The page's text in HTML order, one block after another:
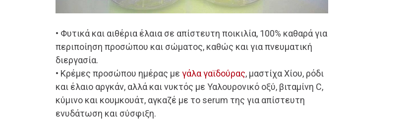
• Φυτικά και αιθέρια έλαια σε απίστευτη ποικιλία, 100% καθαρά για
περιποίηση προσώπου και σώματος, καθώς και για πνευματική
διεργασία.
• Κρέμες προσώπου ημέρας με γάλα γαϊδούρας, μαστίχα Χίου, ρόδι
και έλαιο αργκάν, αλλά και νυκτός με Υαλουρονικό οξύ, βιταμίνη C,
κύμινο και κουμκουάτ, αγκαζέ με το serum της για απίστευτη
ενυδάτωση και σύσφιξη.